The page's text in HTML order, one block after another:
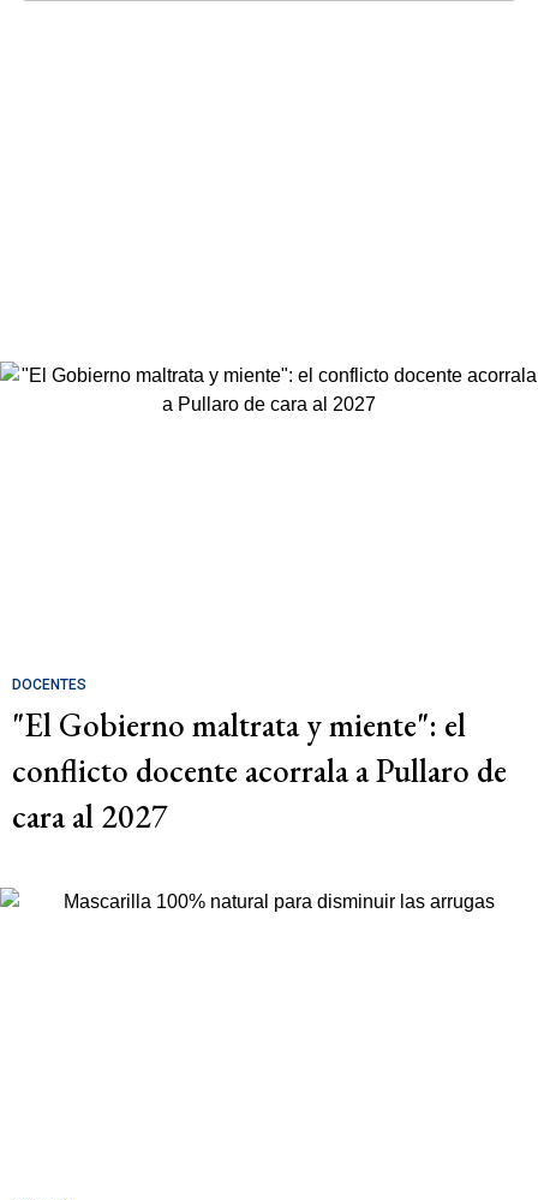
DOCENTES
"El Gobierno maltrata y miente": el
conflicto docente acorrala a Pullaro de
cara al 2027